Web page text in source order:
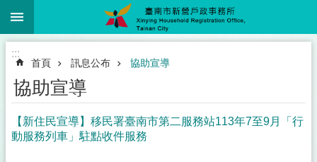
跳到主要內容區塊
:::
首頁 訊息公布 協助宣導
協助宣導
【新住民宣導】移民署臺南市第二服務站113年7至9月「行
動服務列車」駐點收件服務